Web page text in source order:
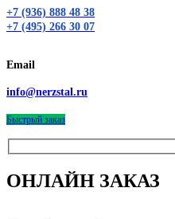
+7 (936) 888 48 38
+7 (495) 266 30 07
Email
info@nerzstal.ru
Быстрый заказ
ОНЛАЙН ЗАКАЗ